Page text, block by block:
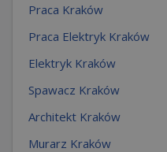
Praca Kraków
Praca Elektryk Kraków
Elektryk Kraków
Spawacz Kraków
Architekt Kraków
Murarz Kraków